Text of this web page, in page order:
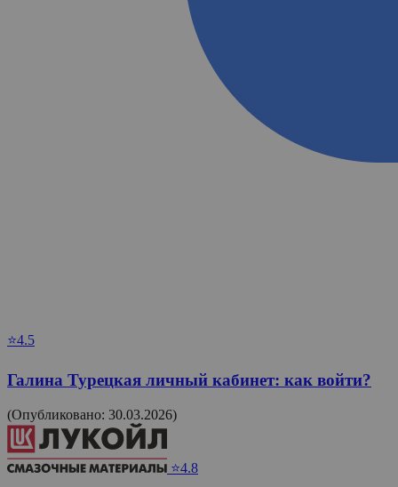
⭐4.5
Галина Турецкая личный кабинет: как войти?
(Опубликовано: 30.03.2026)
⭐4.8